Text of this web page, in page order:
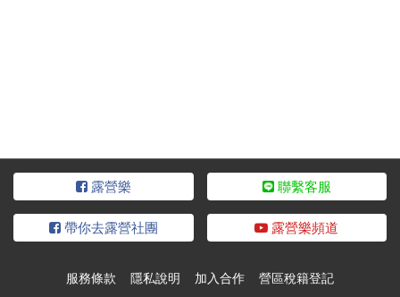
露營樂 聯繫客服
帶你去露營社團 露營樂頻道
服務條款 隱私說明 加入合作 營區稅籍登記